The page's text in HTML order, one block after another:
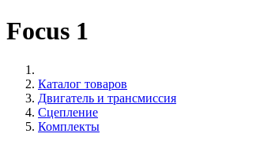
Focus 1
Каталог товаров
Двигатель и трансмиссия
Сцепление
Комплекты